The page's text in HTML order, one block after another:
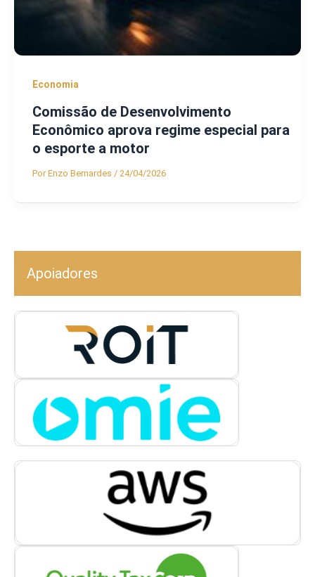
Economia
Comissão de Desenvolvimento
Econômico aprova regime especial para
o esporte a motor
PorEnzo Bernardes / 24/04/2026
Apoiadores